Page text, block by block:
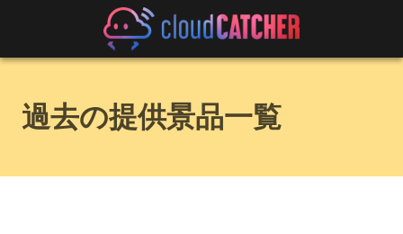
過去の提供景品一覧